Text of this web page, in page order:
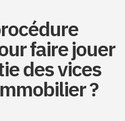
faire jouer
des vices
?